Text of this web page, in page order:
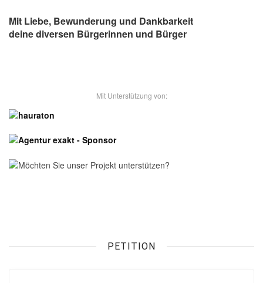
Mit Liebe, Bewunderung und Dankbarkeit
deine diversen Bürgerinnen und Bürger
- Unsere Sponsoren -
PETITION